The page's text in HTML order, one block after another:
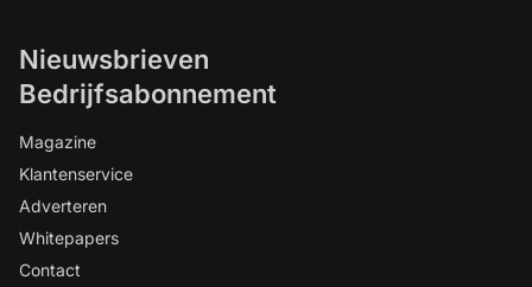
Nieuwsbrieven
Bedrijfsabonnement
Magazine
Klantenservice
Adverteren
Whitepapers
Contact